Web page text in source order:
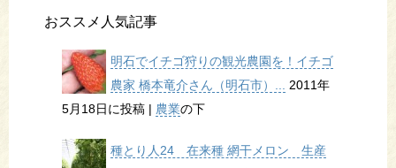
おススメ人気記事
明石でイチゴ狩りの観光農園を！イチゴ
農家 橋本竜介さん（明石市）... 2011年
5月18日に投稿 | 農業の下
種とり人24 在来種 網干メロン 生産